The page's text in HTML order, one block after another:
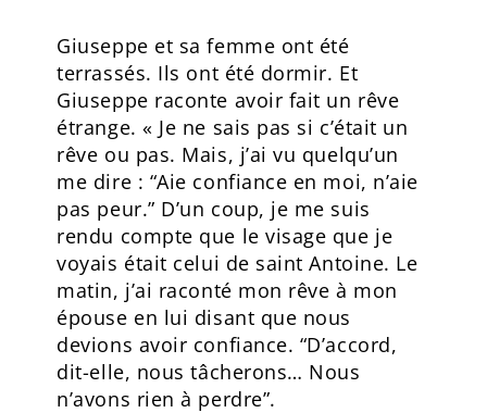
Giuseppe et sa femme ont été
terrassés. Ils ont été dormir. Et
Giuseppe raconte avoir fait un rêve
étrange. « Je ne sais pas si c’était un
rêve ou pas. Mais, j’ai vu quelqu’un
me dire : “Aie confiance en moi, n’aie
pas peur.” D’un coup, je me suis
rendu compte que le visage que je
voyais était celui de saint Antoine. Le
matin, j’ai raconté mon rêve à mon
épouse en lui disant que nous
devions avoir confiance. “D’accord,
dit-elle, nous tâcherons… Nous
n’avons rien à perdre”.